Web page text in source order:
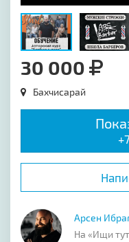
30 000
Бахчисарай
Арсен
На «Ищи